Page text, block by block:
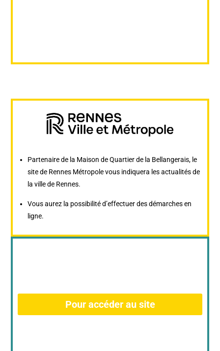
Partenaire de la Maison de Quartier de la Bellangerais, le
site de Rennes Métropole vous indiquera les actualités de
la ville de Rennes.
Vous aurez la possibilité d’effectuer des démarches en
ligne.
Pour accéder au site